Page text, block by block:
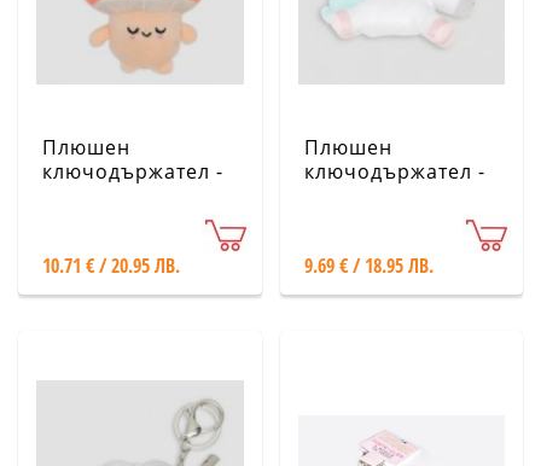
Плюшен
ключодържател -
10.71 € / 20.95 ЛВ.
Плюшен
ключодържател -
9.69 € / 18.95 ЛВ.